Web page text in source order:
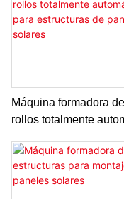
precisión
Máquina formadora de
rollos totalmente
solares